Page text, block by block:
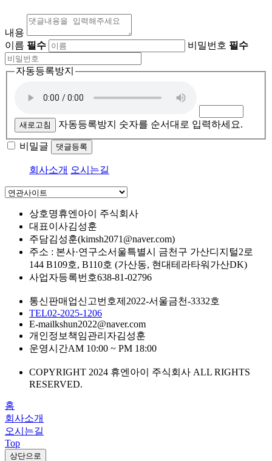
내용
이름 필수 비밀번호 필수
자동등록방지
새로고침 자동등록방지 숫자를 순서대로 입력하세요.
비밀글 댓글등록
회사소개 오시는길
상호명휴엔아이 주식회사
대표이사김성훈
주담김성훈(kimsh2071@naver.com)
주소 : 본사·연구소서울특별시 금천구 가산디지털2로
144 B109호, B110호 (가산동, 현대테라타워가산DK)
사업자등록번호638-81-02796
통신판매업신고번호제2022-서울금천-3332호
TEL02-2025-1206
E-mailkshun2022@naver.com
개인정보책임관리자김성훈
운영시간AM 10:00 ~ PM 18:00
COPYRIGHT 2024 휴엔아이 주식회사 ALL RIGHTS
RESERVED.
홈
회사소개
오시는길
Top
상단으로